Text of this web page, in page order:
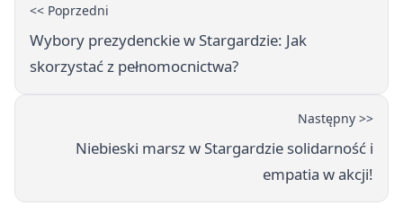
<< Poprzedni
Wybory prezydenckie w Stargardzie: Jak
skorzystać z pełnomocnictwa?
Następny >>
Niebieski marsz w Stargardzie solidarność i
empatia w akcji!